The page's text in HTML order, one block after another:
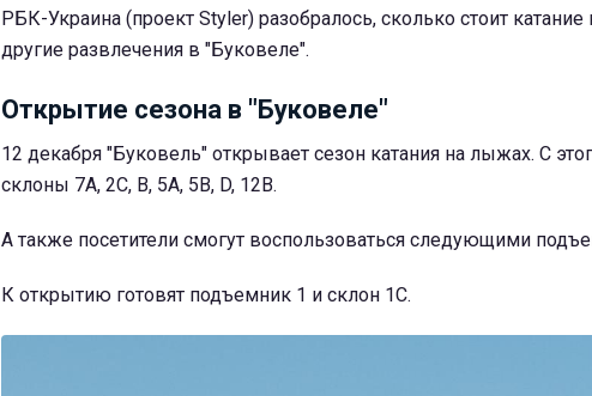
РБК-Украина (проект Styler) разобралось, сколько стоит
другие развлечения в "Буковеле".
Открытие сезона в "Буковеле"
12 декабря "Буковель" открывает сезон катания на лыжах. С
склоны 7А, 2С, В, 5А, 5В, D, 12В.
А также посетители смогут воспользоваться следующими
К открытию готовят подъемник 1 и склон 1С.